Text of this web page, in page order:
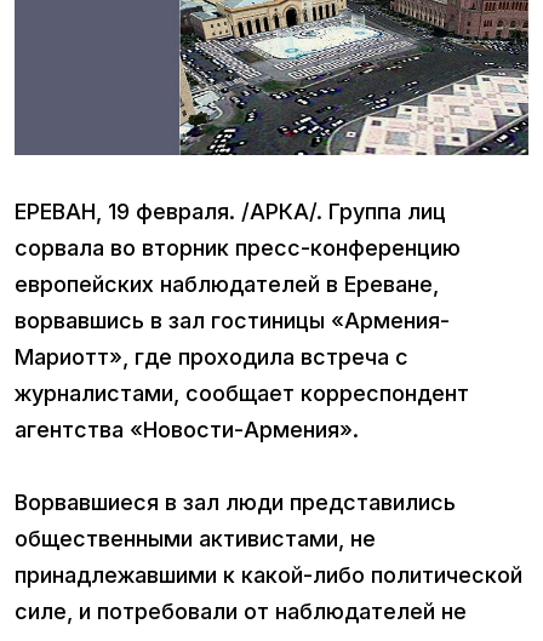
ЕРЕВАН, 19 февраля. /АРКА/. Группа лиц
сорвала во вторник пресс-конференцию
европейских наблюдателей в Ереване,
ворвавшись в зал гостиницы «Армения-
Мариотт», где проходила встреча с
журналистами, сообщает корреспондент
агентства «Новости-Армения».
Ворвавшиеся в зал люди представились
общественными активистами, не
принадлежавшими к какой-либо политической
силе, и потребовали от наблюдателей не